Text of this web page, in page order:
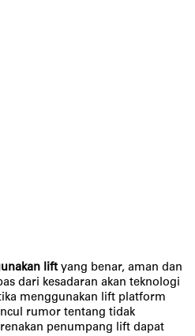
lift yang benar, aman dan
dari kesadaran akan teknologi
menggunakan lift platform
rumor tentang tidak
penumpang lift dapat